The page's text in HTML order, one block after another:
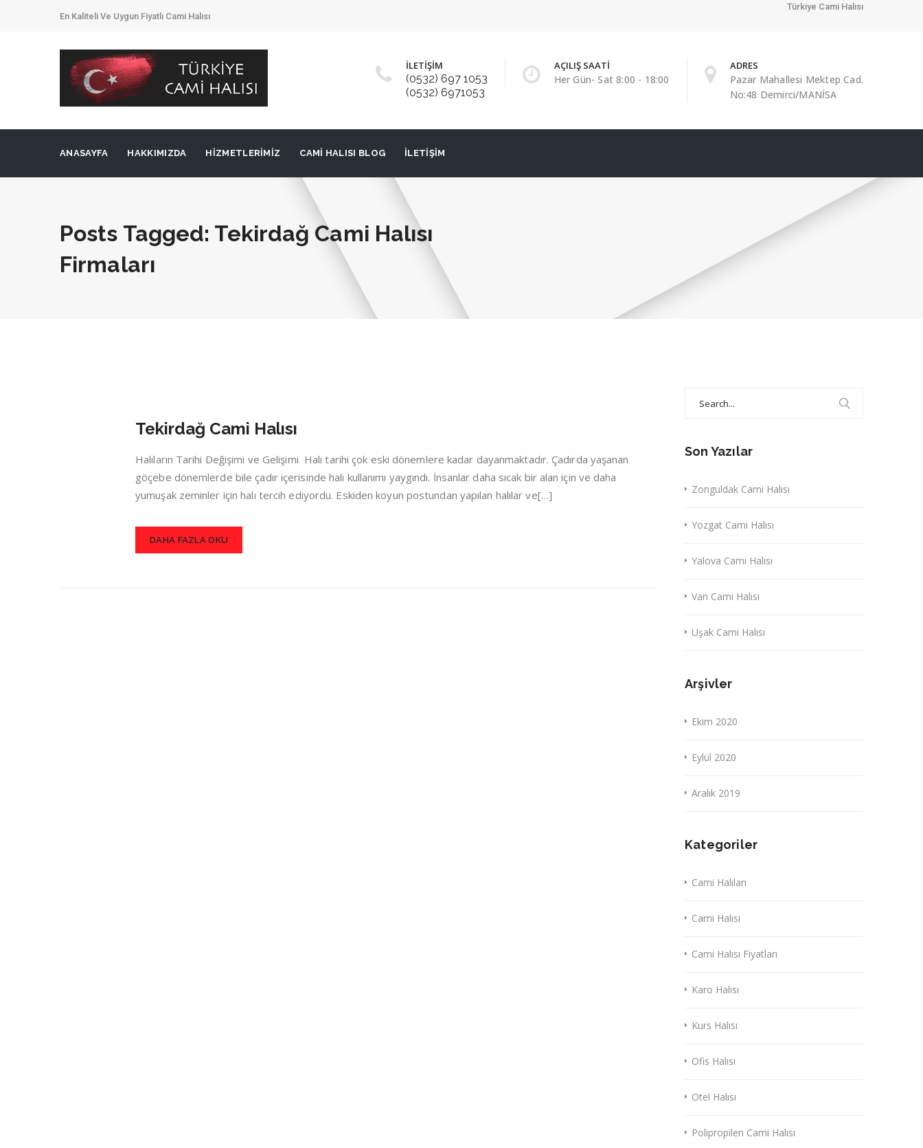
En Kaliteli Ve Uygun Fiyatlı Cami Halısı
Türkiye Cami Halısı
İLETİŞİM
(0532) 697 1053
(0532) 6971053
AÇILIŞ SAATİ
Her Gün- Sat 8:00 - 18:00
ADRES
Pazar Mahallesi Mektep Cad.
No:48 Demirci/MANİSA
ANASAYFA HAKKIMIZDA HIZMETLERIMIZ CAMI HALISI BLOG İLETIŞIM
Posts Tagged: Tekirdağ Cami Halısı
Firmaları
Tekirdağ Cami Halısı
Halıların Tarihi Değişimi ve Gelişimi Halı tarihi çok eski dönemlere kadar dayanmaktadır. Çadırda yaşanan
göçebe dönemlerde bile çadır içerisinde halı kullanımı yaygındı. İnsanlar daha sıcak bir alan için ve daha
yumuşak zeminler için halı tercih ediyordu. Eskiden koyun postundan yapılan halılar ve[…]
DAHA FAZLA OKU
Son Yazılar
Zonguldak Cami Halısı
Yozgat Cami Halısı
Yalova Cami Halısı
Van Cami Halısı
Uşak Cami Halısı
Arşivler
Ekim 2020
Eylül 2020
Aralık 2019
Kategoriler
Cami Halıları
Cami Halısı
Cami Halısı Fiyatları
Karo Halısı
Kurs Halısı
Ofis Halısı
Otel Halısı
Polipropilen Cami Halısı